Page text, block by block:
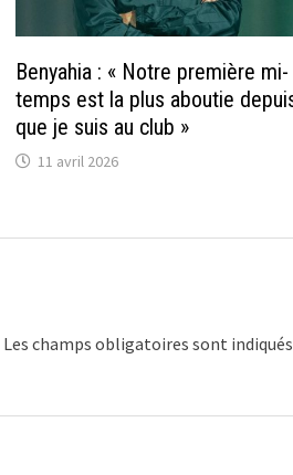
Benyahia : « Notre première mi-
temps est la plus aboutie
que je suis au club »
11 avril 2026
Les champs obligatoires sont